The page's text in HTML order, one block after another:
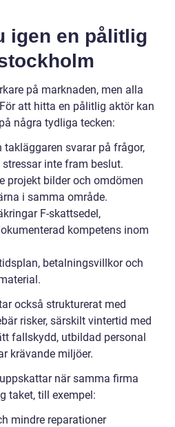
igen en pålitlig
på marknaden, men alla
att hitta en pålitlig aktör kan
några tydliga tecken:
svarar på frågor,
inte fram beslut.
projekt bilder och omdömen
i samma område.
F-skattsedel,
kompetens inom
betalningsvillkor och
också strukturerat med
risker, särskilt vintertid med
fallskydd, utbildad personal
krävande miljöer.
när samma firma
taket, till exempel:
mindre reparationer